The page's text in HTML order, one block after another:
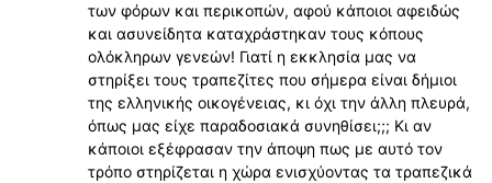
των φόρων και περικοπών, αφού κάποιοι αφειδώς
και ασυνείδητα καταχράστηκαν τους κόπους
ολόκληρων γενεών! Γιατί η εκκλησία μας να
στηρίξει τους τραπεζίτες που σήμερα είναι δήμιοι
της ελληνικής οικογένειας, κι όχι την άλλη πλευρά,
όπως μας είχε παραδοσιακά συνηθίσει;;; Κι αν
κάποιοι εξέφρασαν την άποψη πως με αυτό τον
τρόπο στηρίζεται η χώρα ενισχύοντας τα τραπεζικά